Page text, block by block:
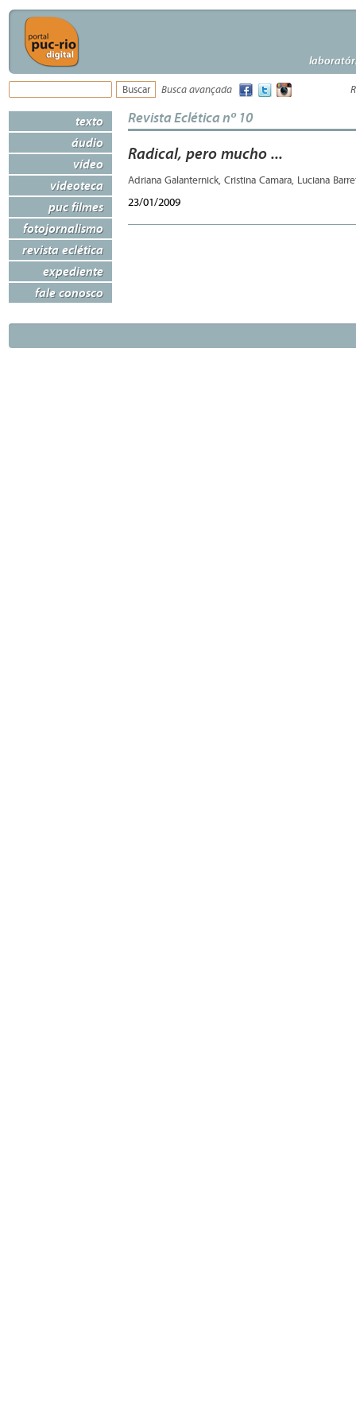
Busca avançada
texto
áudio
vídeo
videoteca
puc filmes
fotojornalismo
revista eclética
expediente
fale conosco
Revista Eclética nº 10
Radical, pero mucho ...
Adriana Galanternick, Cristina Camara, Luciana
23/01/2009